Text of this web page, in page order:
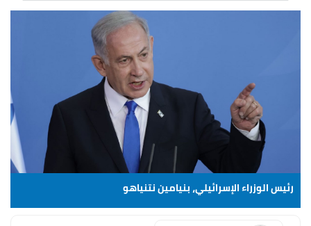
رئيس الوزراء الإسرائيلي، بنيامين نتنياهو